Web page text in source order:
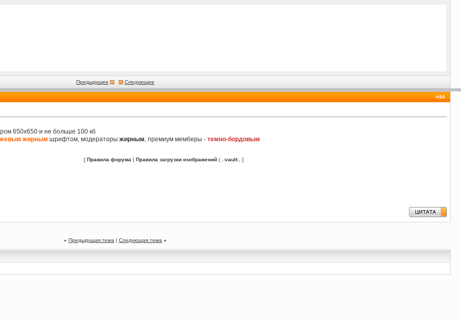
Предыдущее Следующее
#44
650х650 и не больше 100 кб
жирным шрифтом, модераторы жирным, премиум мемберы - темно-бордовым
[Правила форума | Правила загрузки изображений | .:vault:. ]
« Предыдущая тема | Следующая тема »